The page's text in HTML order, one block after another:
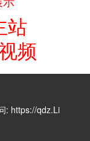
站
频
: https://qdz.Li